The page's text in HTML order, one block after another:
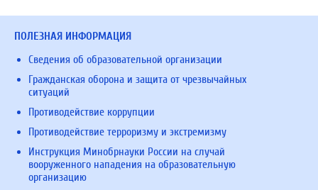
ПОЛЕЗНАЯ ИНФОРМАЦИЯ
Сведения об образовательной организации
Гражданская оборона и защита от чрезвычайных
ситуаций
Противодействие коррупции
Противодействие терроризму и экстремизму
Инструкция Минобрнауки России на случай
вооруженного нападения на образовательную
организацию